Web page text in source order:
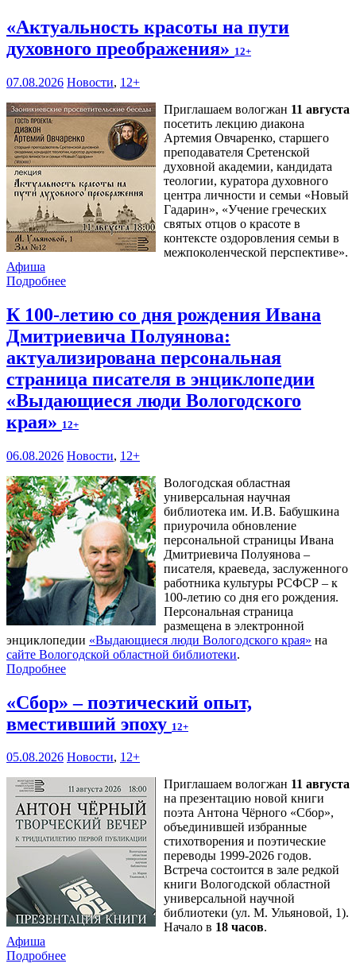
«Актуальность красоты на пути
духовного преображения» 12+
07.08.2026 Новости, 12+
Приглашаем вологжан 11 августа
посетить лекцию диакона
Артемия Овчаренко, старшего
преподавателя Сретенской
духовной академии, кандидата
теологии, куратора духовного
центра личности и семьи «Новый
Гадарин», «Учение греческих
святых отцов о красоте в
контексте оздоровления семьи в
межпоколенческой перспективе».
Афиша
Подробнее
К 100-летию со дня рождения Ивана
Дмитриевича Полуянова:
актуализирована персональная
страница писателя в энциклопедии
«Выдающиеся люди Вологодского
края» 12+
06.08.2026 Новости, 12+
Вологодская областная
универсальная научная
библиотека им. И.В. Бабушкина
приурочила обновление
персональной страницы Ивана
Дмитриевича Полуянова –
писателя, краеведа, заслуженного
работника культуры РСФСР – к
100‑летию со дня его рождения.
Персональная страница
размещена в электронной
энциклопедии «Выдающиеся люди Вологодского края» на
сайте Вологодской областной библиотеки.
Подробнее
«Сбор» – поэтический опыт,
вместивший эпоху 12+
05.08.2026 Новости, 12+
Приглашаем вологжан 11 августа
на презентацию новой книги
поэта Антона Чёрного «Сбор»,
объединившей избранные
стихотворения и поэтические
переводы 1999-2026 годов.
Встреча состоится в зале редкой
книги Вологодской областной
универсальной научной
библиотеки (ул. М. Ульяновой, 1).
Начало в 18 часов.
Афиша
Подробнее